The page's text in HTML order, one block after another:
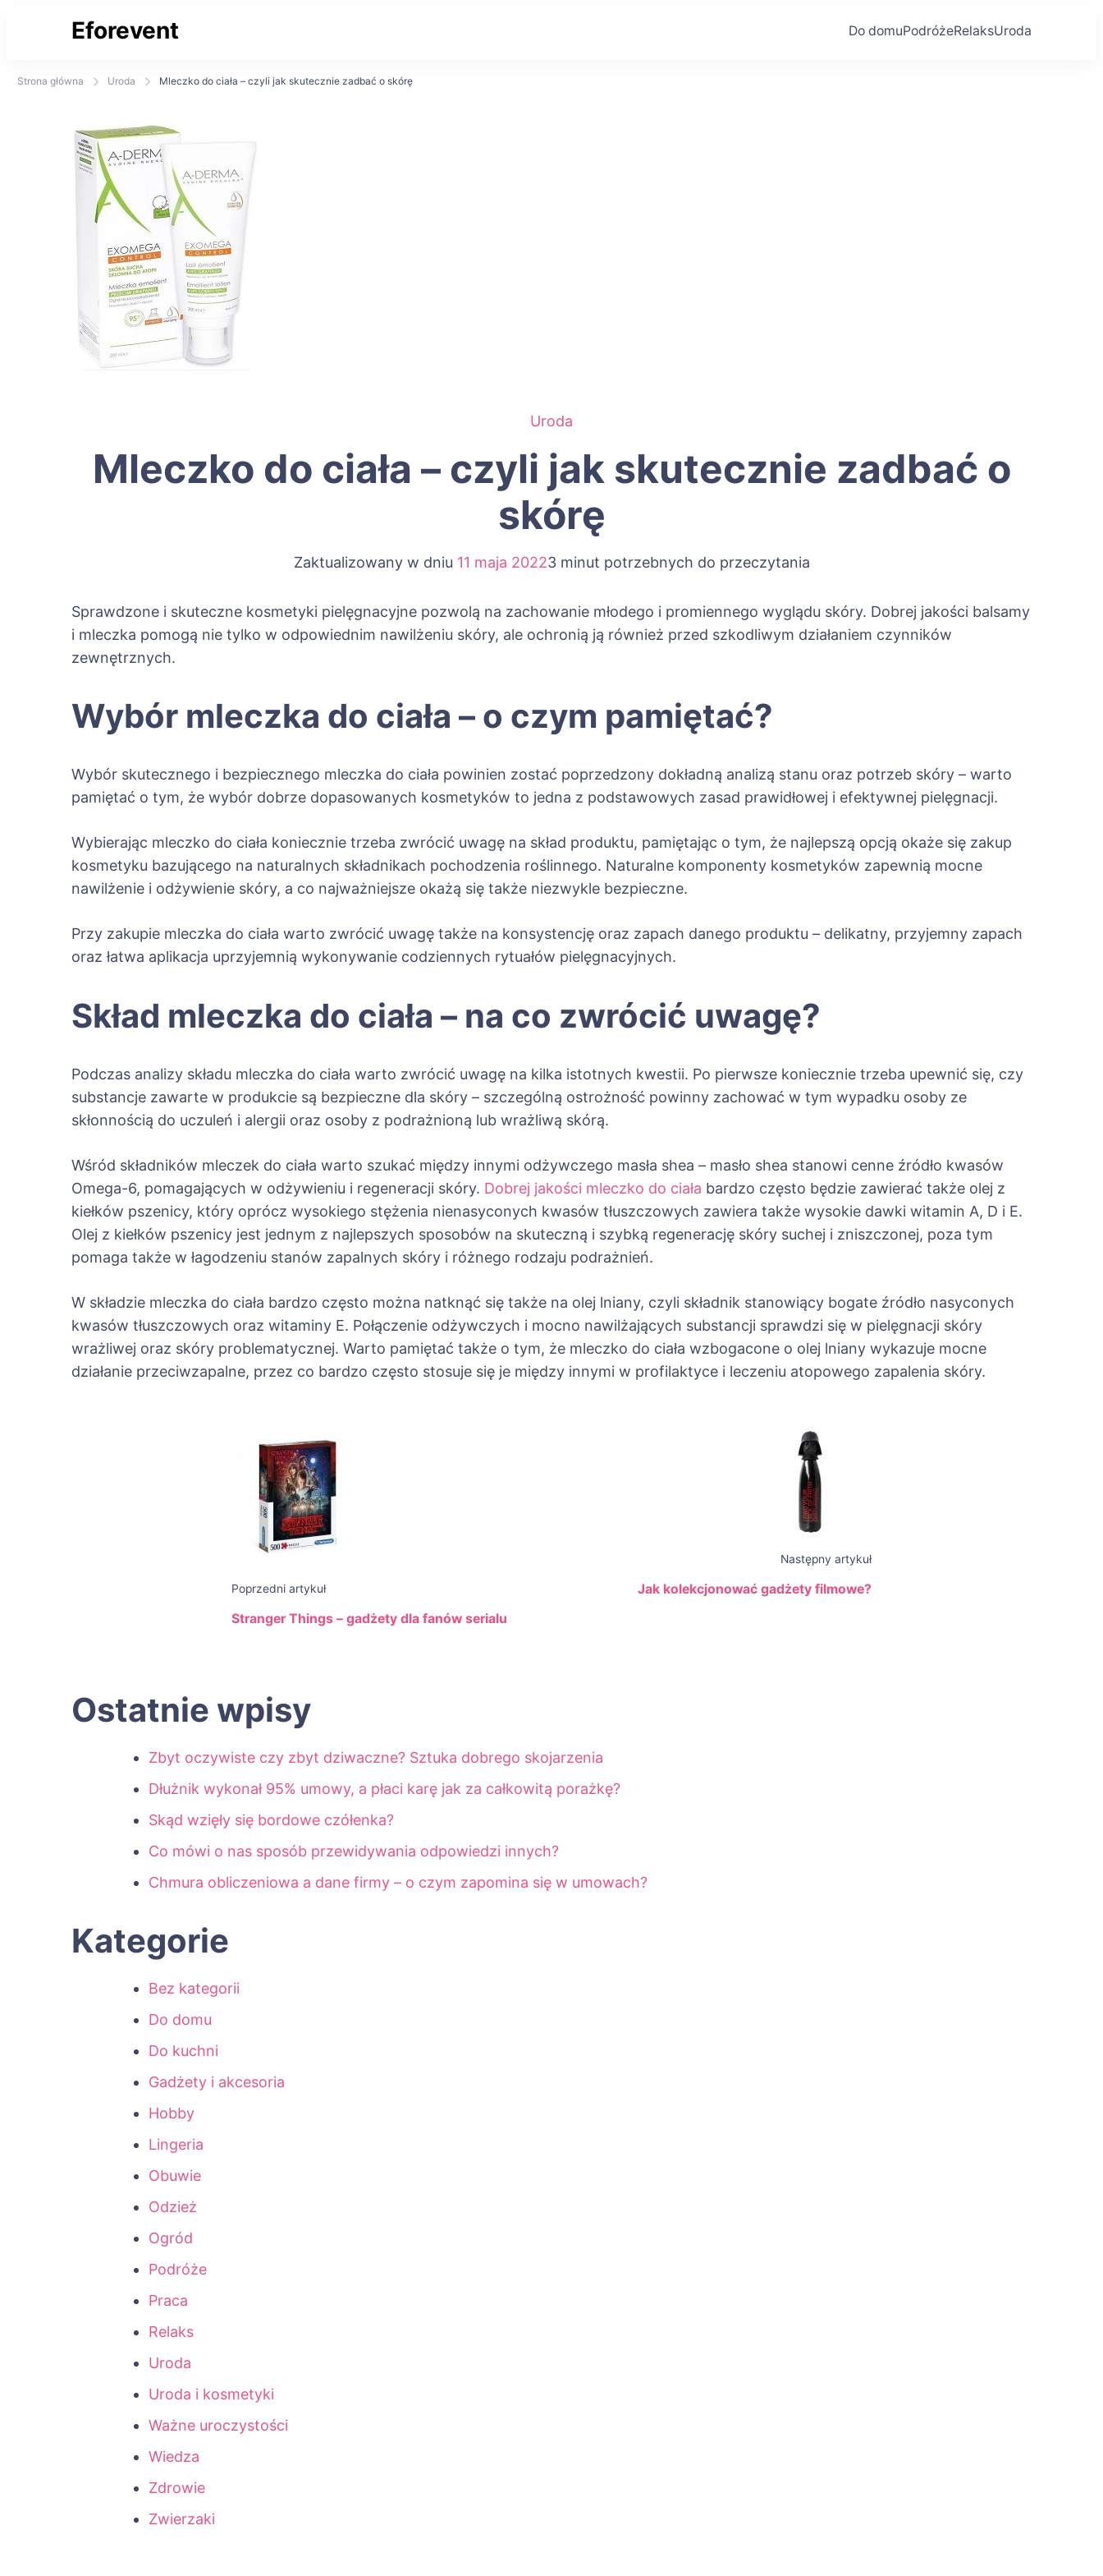
Eforevent Do domuPodróżeRelaksUroda
Strona główna Uroda Mleczko do ciała – czyli jak skutecznie zadbać o skórę
Uroda
Mleczko do ciała – czyli jak skutecznie zadbać o
skórę
Zaktualizowany w dniu 11 maja 20223 minut potrzebnych do przeczytania
Sprawdzone i skuteczne kosmetyki pielęgnacyjne pozwolą na zachowanie młodego i promiennego wyglądu skóry. Dobrej jakości balsamy
i mleczka pomogą nie tylko w odpowiednim nawilżeniu skóry, ale ochronią ją również przed szkodliwym działaniem czynników
zewnętrznych.
Wybór mleczka do ciała – o czym pamiętać?
Wybór skutecznego i bezpiecznego mleczka do ciała powinien zostać poprzedzony dokładną analizą stanu oraz potrzeb skóry – warto
pamiętać o tym, że wybór dobrze dopasowanych kosmetyków to jedna z podstawowych zasad prawidłowej i efektywnej pielęgnacji.
Wybierając mleczko do ciała koniecznie trzeba zwrócić uwagę na skład produktu, pamiętając o tym, że najlepszą opcją okaże się zakup
kosmetyku bazującego na naturalnych składnikach pochodzenia roślinnego. Naturalne komponenty kosmetyków zapewnią mocne
nawilżenie i odżywienie skóry, a co najważniejsze okażą się także niezwykle bezpieczne.
Przy zakupie mleczka do ciała warto zwrócić uwagę także na konsystencję oraz zapach danego produktu – delikatny, przyjemny zapach
oraz łatwa aplikacja uprzyjemnią wykonywanie codziennych rytuałów pielęgnacyjnych.
Skład mleczka do ciała – na co zwrócić uwagę?
Podczas analizy składu mleczka do ciała warto zwrócić uwagę na kilka istotnych kwestii. Po pierwsze koniecznie trzeba upewnić się, czy
substancje zawarte w produkcie są bezpieczne dla skóry – szczególną ostrożność powinny zachować w tym wypadku osoby ze
skłonnością do uczuleń i alergii oraz osoby z podrażnioną lub wrażliwą skórą.
Wśród składników mleczek do ciała warto szukać między innymi odżywczego masła shea – masło shea stanowi cenne źródło kwasów
Omega-6, pomagających w odżywieniu i regeneracji skóry. Dobrej jakości mleczko do ciała bardzo często będzie zawierać także olej z
kiełków pszenicy, który oprócz wysokiego stężenia nienasyconych kwasów tłuszczowych zawiera także wysokie dawki witamin A, D i E.
Olej z kiełków pszenicy jest jednym z najlepszych sposobów na skuteczną i szybką regenerację skóry suchej i zniszczonej, poza tym
pomaga także w łagodzeniu stanów zapalnych skóry i różnego rodzaju podrażnień.
W składzie mleczka do ciała bardzo często można natknąć się także na olej lniany, czyli składnik stanowiący bogate źródło nasyconych
kwasów tłuszczowych oraz witaminy E. Połączenie odżywczych i mocno nawilżających substancji sprawdzi się w pielęgnacji skóry
wrażliwej oraz skóry problematycznej. Warto pamiętać także o tym, że mleczko do ciała wzbogacone o olej lniany wykazuje mocne
działanie przeciwzapalne, przez co bardzo często stosuje się je między innymi w profilaktyce i leczeniu atopowego zapalenia skóry.
Nawigacja
wpisu
Poprzedni artykuł
Stranger Things – gadżety dla fanów serialu
Następny artykuł
Jak kolekcjonować gadżety filmowe?
Ostatnie wpisy
Zbyt oczywiste czy zbyt dziwaczne? Sztuka dobrego skojarzenia
Dłużnik wykonał 95% umowy, a płaci karę jak za całkowitą porażkę?
Skąd wzięły się bordowe czółenka?
Co mówi o nas sposób przewidywania odpowiedzi innych?
Chmura obliczeniowa a dane firmy – o czym zapomina się w umowach?
Kategorie
Bez kategorii
Do domu
Do kuchni
Gadżety i akcesoria
Hobby
Lingeria
Obuwie
Odzież
Ogród
Podróże
Praca
Relaks
Uroda
Uroda i kosmetyki
Ważne uroczystości
Wiedza
Zdrowie
Zwierzaki